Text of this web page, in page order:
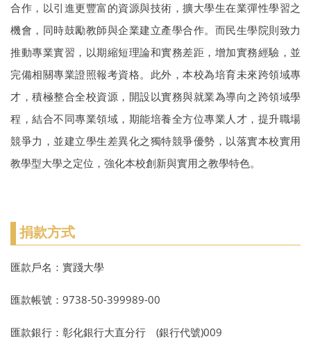
合作，以引進更豐富的資源與技術，擴大學生在業彈性學習之
機會，同時鼓勵教師與企業建立產學合作。而民生學院則致力
推動專業實習，以期縮短理論和實務差距，增加實務經驗，並
完備相關專業證照報考資格。此外，本校為培育未來跨領域專
才，積極整合全校資源，開設以實務與就業為導向之跨領域學
程，結合不同專業領域，期能培養全方位專業人才，提升職場
競爭力，並建立學生差異化之獨特競爭優勢，以落實本校實用
教學型大學之定位，強化本校創新與實用之教學特色。
捐款方式
匯款戶名：實踐大學
匯款帳號：9738-50-399989-00
匯款銀行：彰化銀行大直分行 (銀行代號)009